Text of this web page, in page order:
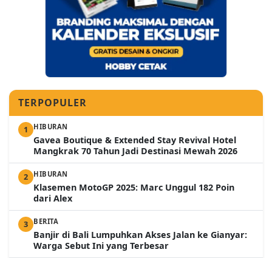
TERPOPULER
1 HIBURAN
Gavea Boutique & Extended Stay Revival Hotel
Mangkrak 70 Tahun Jadi Destinasi Mewah 2026
2 HIBURAN
Klasemen MotoGP 2025: Marc Unggul 182 Poin
dari Alex
3 BERITA
Banjir di Bali Lumpuhkan Akses Jalan ke Gianyar:
Warga Sebut Ini yang Terbesar